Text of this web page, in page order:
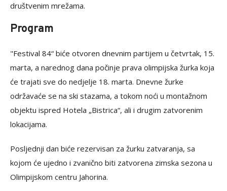
društvenim mrežama.
Program
"Festival 84“ biće otvoren dnevnim partijem u četvrtak, 15.
marta, a narednog dana počinje prava olimpijska žurka koja
će trajati sve do nedjelje 18. marta. Dnevne žurke
održavaće se na ski stazama, a tokom noći u montažnom
objektu ispred Hotela „Bistrica“, ali i drugim zatvorenim
lokacijama.
Posljednji dan biće rezervisan za žurku zatvaranja, sa
kojom će ujedno i zvanično biti zatvorena zimska sezona u
Olimpijskom centru Jahorina.